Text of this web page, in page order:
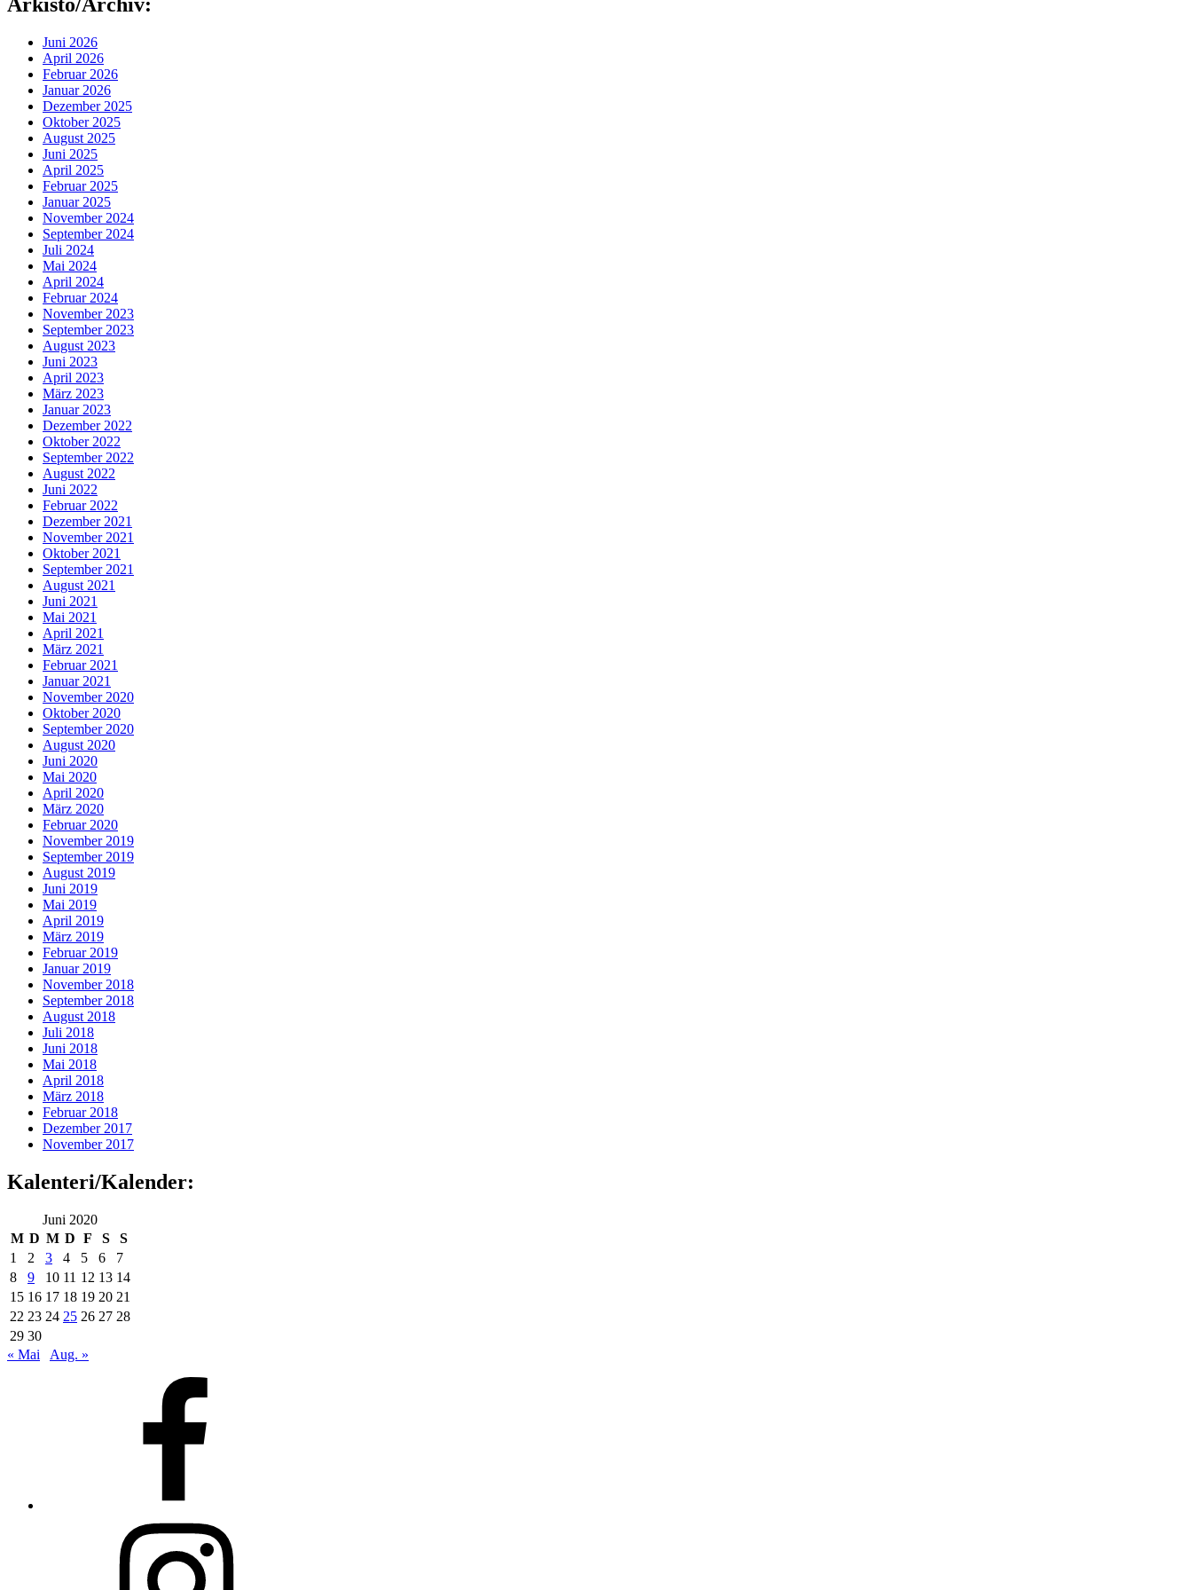
Arkisto/Archiv:
Juni 2026
April 2026
Februar 2026
Januar 2026
Dezember 2025
Oktober 2025
August 2025
Juni 2025
April 2025
Februar 2025
Januar 2025
November 2024
September 2024
Juli 2024
Mai 2024
April 2024
Februar 2024
November 2023
September 2023
August 2023
Juni 2023
April 2023
März 2023
Januar 2023
Dezember 2022
Oktober 2022
September 2022
August 2022
Juni 2022
Februar 2022
Dezember 2021
November 2021
Oktober 2021
September 2021
August 2021
Juni 2021
Mai 2021
April 2021
März 2021
Februar 2021
Januar 2021
November 2020
Oktober 2020
September 2020
August 2020
Juni 2020
Mai 2020
April 2020
März 2020
Februar 2020
November 2019
September 2019
August 2019
Juni 2019
Mai 2019
April 2019
März 2019
Februar 2019
Januar 2019
November 2018
September 2018
August 2018
Juli 2018
Juni 2018
Mai 2018
April 2018
März 2018
Februar 2018
Dezember 2017
November 2017
Kalenteri/Kalender:
Juni 2020
M D M D F S
S
1
2 3 4 5 6
7
8
9 10 11 12 13 14
15 16 17 18 19 20 21
22 23 24 25 26 27 28
29 30
« Mai
Aug. »